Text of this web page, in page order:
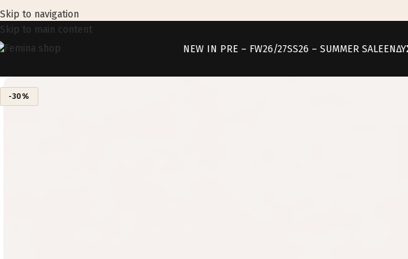
Skip to navigation
Skip to main content
NEW IN PRE – FW26/27SS26 – SUMMER SALE
-30%